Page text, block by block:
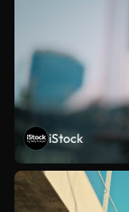
iStock